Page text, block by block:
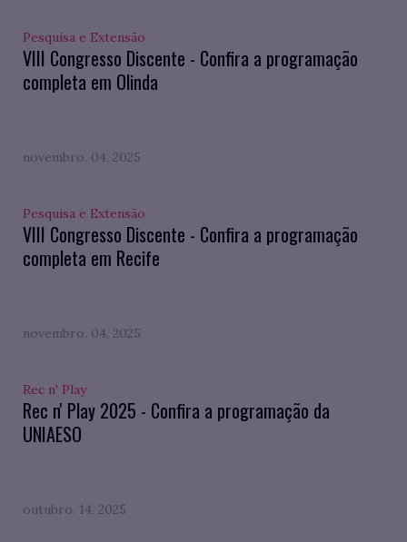
Pesquisa e Extensão
VIII Congresso Discente - Confira a programação
completa em Olinda
novembro. 04, 2025
Pesquisa e Extensão
VIII Congresso Discente - Confira a programação
completa em Recife
novembro. 04, 2025
Rec n' Play
Rec n' Play 2025 - Confira a programação da
UNIAESO
outubro. 14, 2025